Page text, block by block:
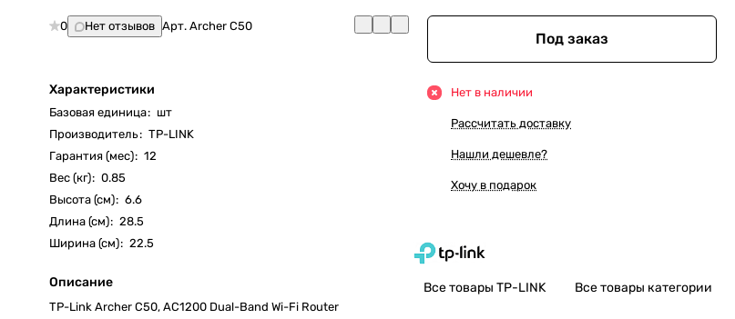
0 Нет отзывов Арт.Archer C50
Характеристики
Базовая единица: шт
Производитель: TP-LINK
Гарантия (мес): 12
Вес (кг): 0.85
Высота (см): 6.6
Длина (см): 28.5
Ширина (см): 22.5
Описание
TP-Link Archer C50, AC1200 Dual-Band Wi-Fi Router
Под заказ
Нет в наличии
Рассчитать доставку
Нашли дешевле?
Хочу в подарок
Все товары TP-LINK Все товары категории